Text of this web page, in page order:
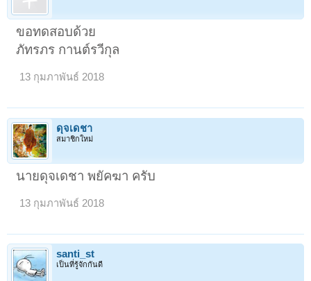
ขอทดสอบด้วย
ภัทรภร กานต์รวีกุล
13 กุมภาพันธ์ 2018
ดุจเดชา
สมาชิกใหม่
นายดุจเดชา พยัคฆา ครับ
13 กุมภาพันธ์ 2018
santi_st
เป็นที่รู้จักกันดี
1 2 3 5 6